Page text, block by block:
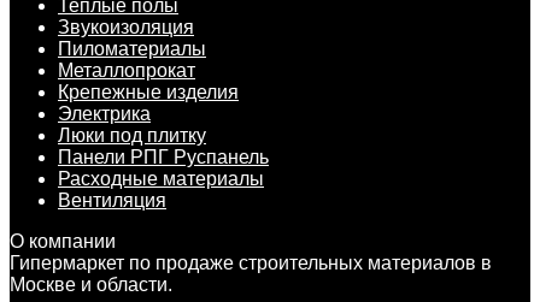
Теплые полы
Звукоизоляция
Пиломатериалы
Металлопрокат
Крепежные изделия
Электрика
Люки под плитку
Панели РПГ Руспанель
Расходные материалы
Вентиляция
О компании
Гипермаркет по продаже строительных материалов в
Москве и области.